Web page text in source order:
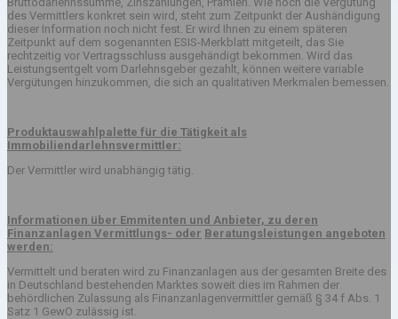
des Vermittlers konkret sein wird, steht zum Zeitpunkt der Aushändigung
dieser Information noch nicht fest. Er wird Ihnen zu einem späteren
Zeitpunkt auf dem sogenannten ESIS-Merkblatt mitgeteilt, das Sie
rechtzeitig vor Vertragsschluss ausgehändigt bekommen. Wird das
Leistungsentgelt vom Darlehnsgeber gezahlt, können weitere variable
Vergütungen hinzukommen, die sich an qualitativen Merkmalen bemessen.
Produktauswahlpalette für die Tätigkeit als
Immobiliendarlehnsvermittler:
Der Vermittler wird unabhängig tätig.
Informationen über Emmitenten und Anbieter, zu deren
Finanzanlagen Vermittlungs- oder Beratungsleistungen angeboten
werden:
Vermittelt und beraten wird zu Finanzanlagen aus der gesamten Breite des
in Deutschland bestehenden Marktes soweit dies im Rahmen der
behördlichen Zulassung als Finanzanlagenvermittler gemäß § 34 f Abs. 1
Satz 1 GewO zulässig ist.